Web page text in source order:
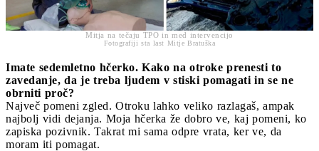
Mitja na tečaju TPO in med intervencijo
Fotografiji sta last Mitje Bratuška
Imate sedemletno hčerko. Kako na otroke prenesti to
zavedanje, da je treba ljudem v stiski pomagati in se ne
obrniti proč?
Največ pomeni zgled. Otroku lahko veliko razlagaš, ampak
najbolj vidi dejanja. Moja hčerka že dobro ve, kaj pomeni, ko
zapiska pozivnik. Takrat mi sama odpre vrata, ker ve, da
moram iti pomagat.